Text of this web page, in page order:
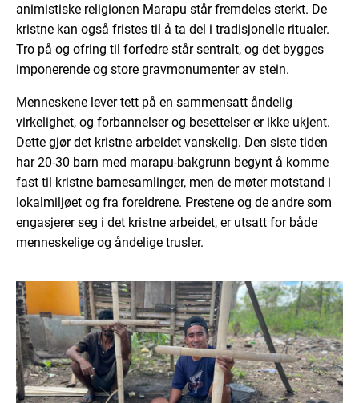
animistiske religionen Marapu står fremdeles sterkt. De
kristne kan også fristes til å ta del i tradisjonelle ritualer.
Tro på og ofring til forfedre står sentralt, og det bygges
imponerende og store gravmonumenter av stein.
Menneskene lever tett på en sammensatt åndelig
virkelighet, og forbannelser og besettelser er ikke ukjent.
Dette gjør det kristne arbeidet vanskelig. Den siste tiden
har 20-30 barn med marapu-bakgrunn begynt å komme
fast til kristne barnesamlinger, men de møter motstand i
lokalmiljøet og fra foreldrene. Prestene og de andre som
engasjerer seg i det kristne arbeidet, er utsatt for både
menneskelige og åndelige trusler.